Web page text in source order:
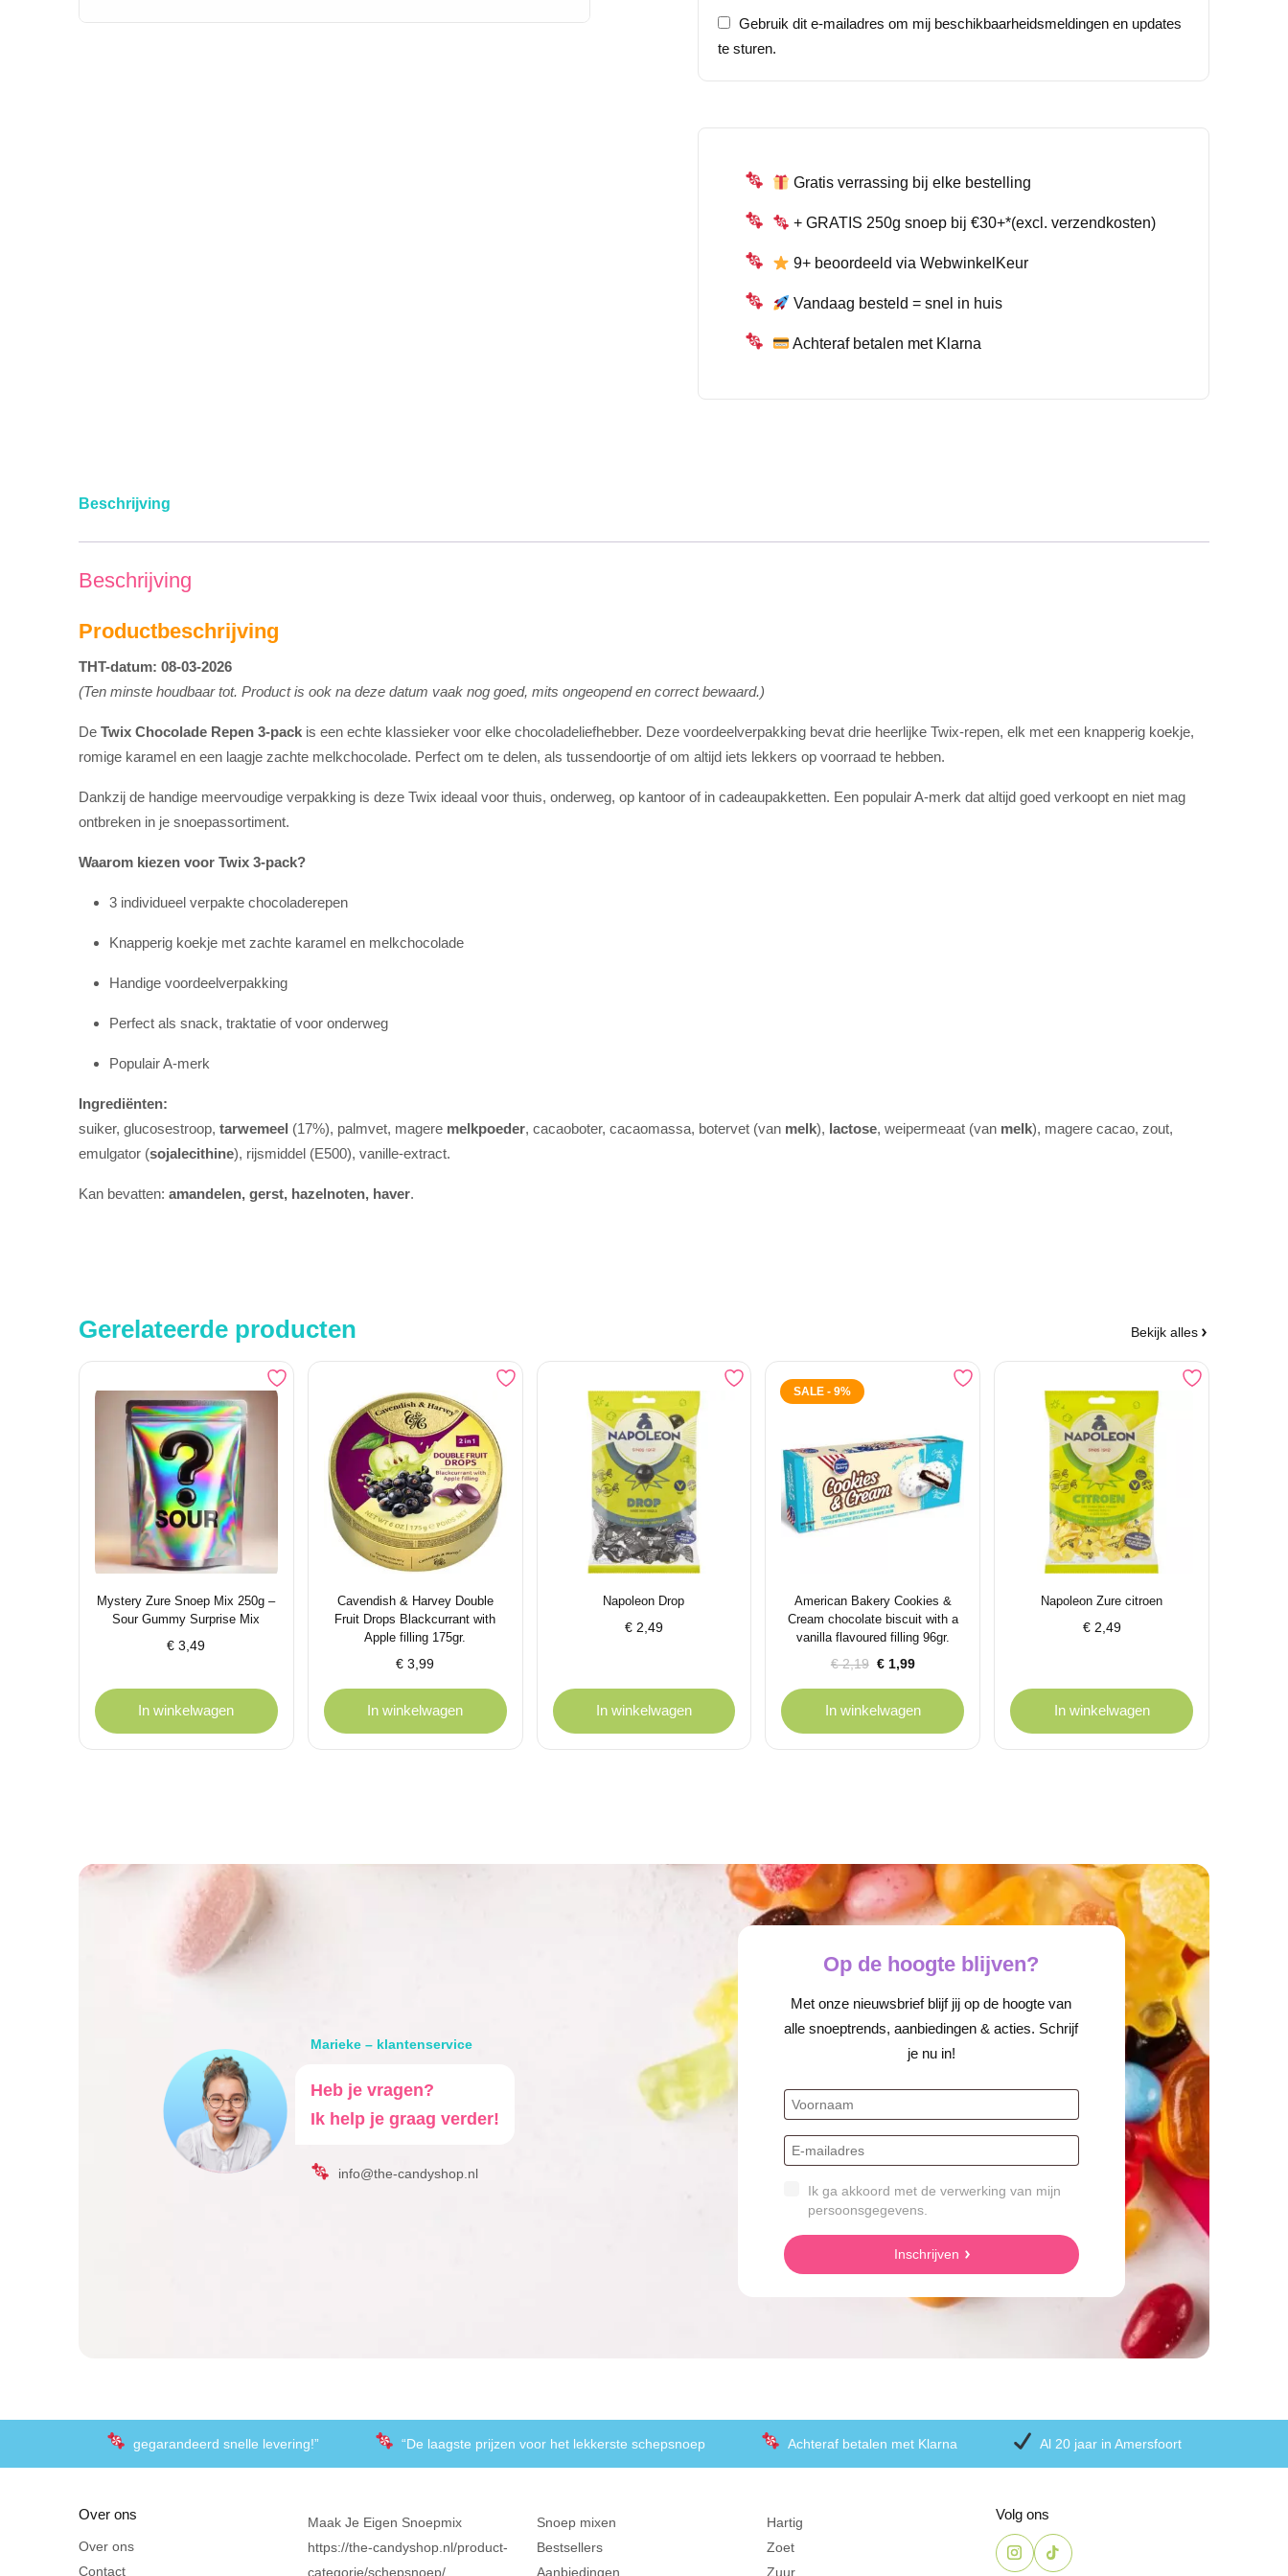
Gebruik dit e-mailadres om mij beschikbaarheidsmeldingen en updates
te sturen.
Gratis verrassing bij elke bestelling
+ GRATIS 250g snoep bij €30+*(excl. verzendkosten)
9+ beoordeeld via WebwinkelKeur
Vandaag besteld = snel in huis
Achteraf betalen met Klarna
Beschrijving
Beschrijving
Productbeschrijving
THT-datum: 08-03-2026
(Ten minste houdbaar tot. Product is ook na deze datum vaak nog goed, mits ongeopend en correct bewaard.)
De Twix Chocolade Repen 3-pack is een echte klassieker voor elke chocoladeliefhebber. Deze voordeelverpakking bevat drie heerlijke Twix-repen, elk met een knapperig koekje,
romige karamel en een laagje zachte melkchocolade. Perfect om te delen, als tussendoortje of om altijd iets lekkers op voorraad te hebben.
Dankzij de handige meervoudige verpakking is deze Twix ideaal voor thuis, onderweg, op kantoor of in cadeaupakketten. Een populair A-merk dat altijd goed verkoopt en niet mag
ontbreken in je snoepassortiment.
Waarom kiezen voor Twix 3-pack?
3 individueel verpakte chocoladerepen
Knapperig koekje met zachte karamel en melkchocolade
Handige voordeelverpakking
Perfect als snack, traktatie of voor onderweg
Populair A-merk
Ingrediënten:
suiker, glucosestroop, tarwemeel (17%), palmvet, magere melkpoeder, cacaoboter, cacaomassa, botervet (van melk), lactose, weipermeaat (van melk), magere cacao, zout,
emulgator (sojalecithine), rijsmiddel (E500), vanille-extract.
Kan bevatten: amandelen, gerst, hazelnoten, haver.
Gerelateerde producten Bekijk alles
Mystery Zure Snoep Mix 250g –
Sour Gummy Surprise Mix
€ 3,49
In winkelwagen
Cavendish & Harvey Double
Fruit Drops Blackcurrant with
Apple filling 175gr.
€ 3,99
In winkelwagen
Napoleon Drop
€2,49
In winkelwagen
SALE - 9%
American Bakery Cookies &
Cream chocolate biscuit with a
vanilla flavoured filling 96gr.
€2,19
Oorspronkelijke
€ 2,19.
€1,99
Huidige
€ 1,99.
In winkelwagen
Napoleon Zure citroen
€2,49
In winkelwagen
Marieke – klantenservice
Heb je vragen?
Ik help je graag verder!
info@the-candyshop.nl
Op de hoogte blijven?
Met onze nieuwsbrief blijf jij op de hoogte van
alle snoeptrends, aanbiedingen & acties. Schrijf
je nu in!
Ik ga akkoord met de verwerking van mijn
persoonsgegevens.
Inschrijven
gegarandeerd snelle levering!” “De laagste prijzen voor het lekkerste schepsnoep Achteraf betalen met Klarna Al 20 jaar in Amersfoort
Over ons
Over ons
Contact
Maak Je Eigen Snoepmix
https://the-candyshop.nl/product-
categorie/schepsnoep/
Snoep mixen
Bestsellers
Aanbiedingen
Hartig
Zoet
Zuur
Volg ons